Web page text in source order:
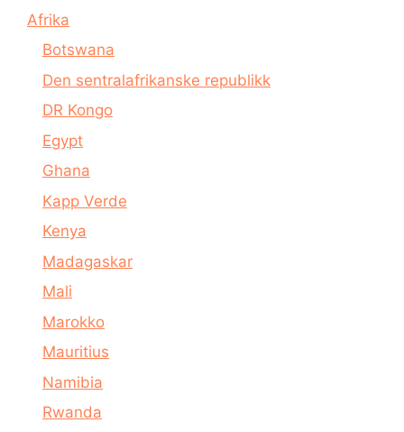
Afrika
Botswana
Den sentralafrikanske republikk
DR Kongo
Egypt
Ghana
Kapp Verde
Kenya
Madagaskar
Mali
Marokko
Mauritius
Namibia
Rwanda